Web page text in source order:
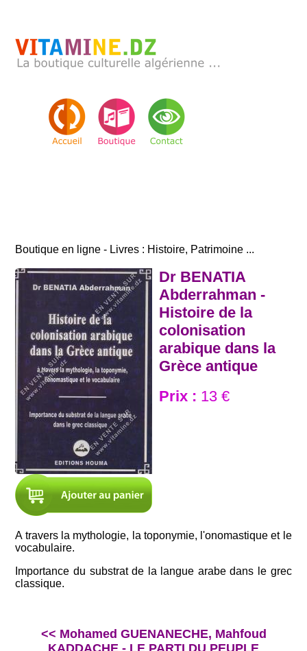
Boutique en ligne - Livres : Histoire, Patrimoine ...
Dr BENATIA
Abderrahman -
Histoire de la
colonisation
arabique dans la
Grèce antique
Prix : 13 €
A travers la mythologie, la toponymie, l'onomastique et le
vocabulaire.
Importance du substrat de la langue arabe dans le grec
classique.
<< Mohamed GUENANECHE, Mahfoud
KADDACHE - LE PARTI DU PEUPLE